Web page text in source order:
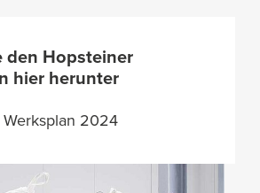
den Hopsteiner
hier herunter
2024